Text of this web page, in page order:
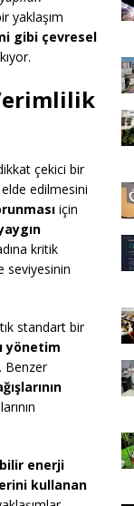
yaklaşım
gibi çevresel
çekici bir
edilmesini
için
kritik
seviyesinin
standart bir
yönetim
Benzer
enerji
kullanan